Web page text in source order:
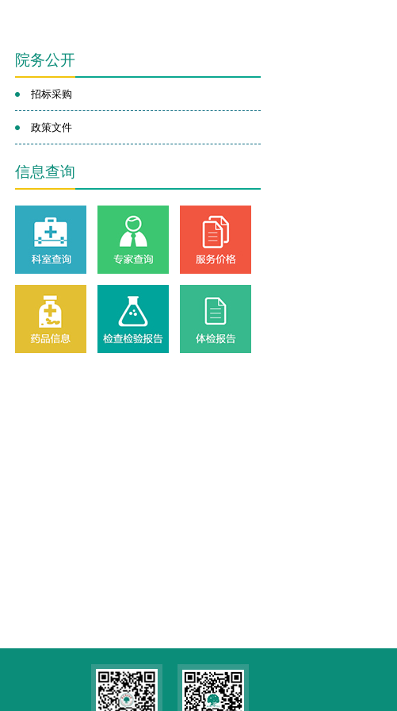
院务公开
招标采购
政策文件
信息查询